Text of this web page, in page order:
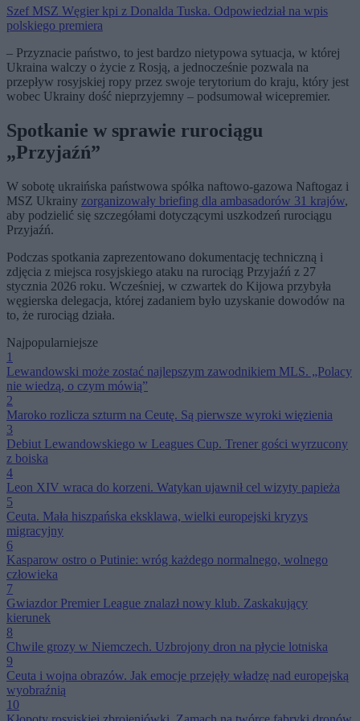
Szef MSZ Węgier kpi z Donalda Tuska. Odpowiedział na wpis
polskiego premiera
– Przyznacie państwo, to jest bardzo nietypowa sytuacja, w której
Ukraina walczy o życie z Rosją, a jednocześnie pozwala na
przepływ rosyjskiej ropy przez swoje terytorium do kraju, który jest
wobec Ukrainy dość nieprzyjemny – podsumował wicepremier.
Spotkanie w sprawie rurociągu
„Przyjaźń”
W sobotę ukraińska państwowa spółka naftowo-gazowa Naftogaz i
MSZ Ukrainy zorganizowały briefing dla ambasadorów 31 krajów,
aby podzielić się szczegółami dotyczącymi uszkodzeń rurociągu
Przyjaźń.
Podczas spotkania zaprezentowano dokumentację techniczną i
zdjęcia z miejsca rosyjskiego ataku na rurociąg Przyjaźń z 27
stycznia 2026 roku. Wcześniej, w czwartek do Kijowa przybyła
węgierska delegacja, której zadaniem było uzyskanie dowodów na
to, że rurociąg działa.
Najpopularniejsze
1
Lewandowski może zostać najlepszym zawodnikiem MLS. „Polacy
nie wiedzą, o czym mówią”
2
Maroko rozlicza szturm na Ceutę. Są pierwsze wyroki więzienia
3
Debiut Lewandowskiego w Leagues Cup. Trener gości wyrzucony
z boiska
4
Leon XIV wraca do korzeni. Watykan ujawnił cel wizyty papieża
5
Ceuta. Mała hiszpańska eksklawa, wielki europejski kryzys
migracyjny
6
Kasparow ostro o Putinie: wróg każdego normalnego, wolnego
człowieka
7
Gwiazdor Premier League znalazł nowy klub. Zaskakujący
kierunek
8
Chwile grozy w Niemczech. Uzbrojony dron na płycie lotniska
9
Ceuta i wojna obrazów. Jak emocje przejęły władzę nad europejską
wyobraźnią
10